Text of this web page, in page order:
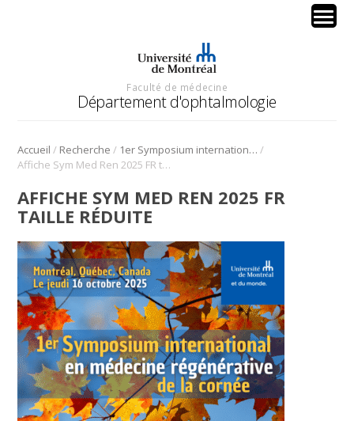
Faculté de médecine
Département d'ophtalmologie
Accueil / Recherche / 1er Symposium international en médecine régénérative de la cornée /
Affiche Sym Med Ren 2025 FR taille réduite
AFFICHE SYM MED REN 2025 FR
TAILLE RÉDUITE